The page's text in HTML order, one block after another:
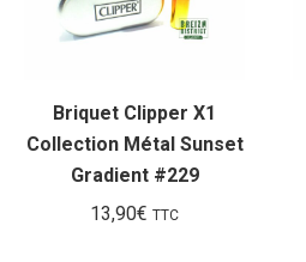
Briquet Clipper X1
Collection Métal Sunset
Gradient #229
13,90€ TTC